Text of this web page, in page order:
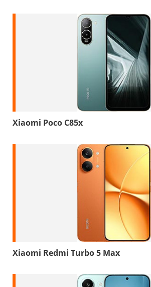
Xiaomi Poco C85x
Xiaomi Redmi Turbo 5 Max